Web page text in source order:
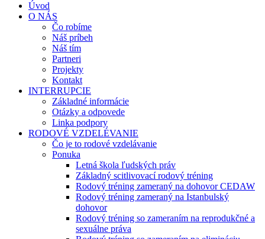
Úvod
O NÁS
Čo robíme
Náš príbeh
Náš tím
Partneri
Projekty
Kontakt
INTERRUPCIE
Základné informácie
Otázky a odpovede
Linka podpory
RODOVÉ VZDELÉVANIE
Čo je to rodové vzdelávanie
Ponuka
Letná škola ľudských práv
Základný scitlivovací rodový tréning
Rodový tréning zameraný na dohovor CEDAW
Rodový tréning zameraný na Istanbulský
dohovor
Rodový tréning so zameraním na reprodukčné a
sexuálne práva